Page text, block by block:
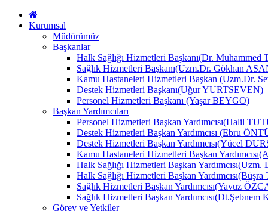
Kurumsal
Müdürümüz
Başkanlar
Halk Sağlığı Hizmetleri Başkanı(Dr.
Sağlık Hizmetleri Başkanı(Uzm.Dr. Gökhan
Kamu Hastaneleri Hizmetleri Başkan (Uzm.Dr.
Destek Hizmetleri Başkanı(Uğur YURTSEVEN)
Personel Hizmetleri Başkanı (Yaşar BEYGO)
Başkan Yardımcıları
Personel Hizmetleri Başkan Yardımcısı(Halil
Destek Hizmetleri Başkan Yardımcısı (Ebru
Destek Hizmetleri Başkan Yardımcısı(Yücel
Kamu Hastaneleri Hizmetleri Başkan
Halk Sağlığı Hizmetleri Başkan
Halk Sağlığı Hizmetleri Başkan
Sağlık Hizmetleri Başkan Yardımcısı(Yavuz
Sağlık Hizmetleri Başkan
Görev ve Yetkiler